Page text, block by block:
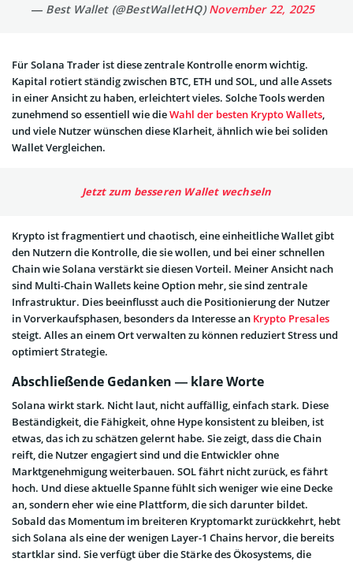
— Best Wallet (@BestWalletHQ)November 22, 2025
Für Solana Trader ist diese zentrale Kontrolle enorm wichtig.
Kapital rotiert ständig zwischen BTC, ETH und SOL, und alle Assets
in einer Ansicht zu haben, erleichtert vieles. Solche Tools werden
zunehmend so essentiell wie dieWahl der besten Krypto Wallets,
und viele Nutzer wünschen diese Klarheit, ähnlich wie bei soliden
Wallet Vergleichen.
Jetzt zum besseren Wallet wechseln
Krypto ist fragmentiert und chaotisch, eine einheitliche Wallet gibt
den Nutzern die Kontrolle, die sie wollen, und bei einer schnellen
Chain wie Solana verstärkt sie diesen Vorteil. Meiner Ansicht nach
sind Multi-Chain Wallets keine Option mehr, sie sind zentrale
Infrastruktur. Dies beeinflusst auch die Positionierung der Nutzer
in Vorverkaufsphasen, besonders da Interesse an Krypto Presales
steigt. Alles an einem Ort verwalten zu können reduziert Stress und
optimiert Strategie.
Abschließende Gedanken — klare Worte
Solana wirkt stark. Nicht laut, nicht auffällig, einfach stark. Diese
Beständigkeit, die Fähigkeit, ohne Hype konsistent zu bleiben, ist
etwas, das ich zu schätzen gelernt habe. Sie zeigt, dass die Chain
reift, die Nutzer engagiert sind und die Entwickler ohne
Marktgenehmigung weiterbauen. SOL fährt nicht zurück, es fährt
hoch. Und diese aktuelle Spanne fühlt sich weniger wie eine Decke
an, sondern eher wie eine Plattform, die sich darunter bildet.
Sobald das Momentum im breiteren Kryptomarkt zurückkehrt, hebt
sich Solana als eine der wenigen Layer-1 Chains hervor, die bereits
startklar sind. Sie verfügt über die Stärke des Ökosystems, die